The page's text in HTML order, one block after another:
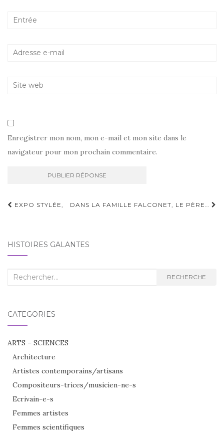
Enregistrer mon nom, mon e-mail et mon site dans le
navigateur pour mon prochain commentaire.
Navigation
EXPO STYLÉE, DANS LA FAMILLE FALCONET, LE PÈRE…
HISTOIRES GALANTES
Recherche
RECHERCHE
CATÉGORIES
ARTS – SCIENCES
Architecture
Artistes contemporains/artisans
Compositeurs-trices/musicien-ne-s
Ecrivain-e-s
Femmes artistes
Femmes scientifiques